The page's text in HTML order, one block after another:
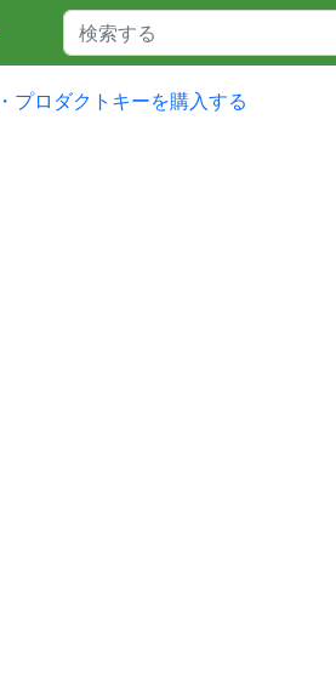
プロダクトキーを購入する